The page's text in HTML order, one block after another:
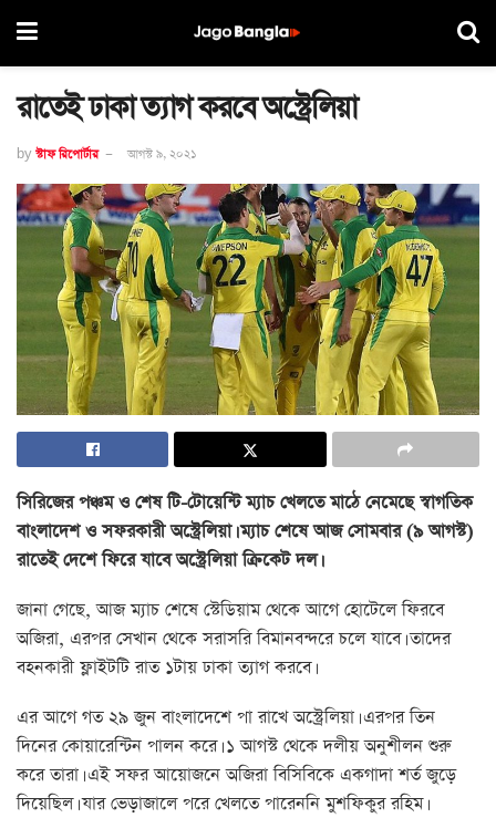
রাতেই ঢাকা ত্যাগ করবে অস্ট্রেলিয়া
by স্টাফ রিপোর্টার আগস্ট ৯, ২০২১
সিরিজের পঞ্চম ও শেষ টি-টোয়েন্টি ম্যাচ খেলতে মাঠে নেমেছে স্বাগতিক
বাংলাদেশ ও সফরকারী অস্ট্রেলিয়া। ম্যাচ শেষে আজ সোমবার (৯ আগস্ট)
রাতেই দেশে ফিরে যাবে অস্ট্রেলিয়া ক্রিকেট দল।
জানা গেছে, আজ ম্যাচ শেষে স্টেডিয়াম থেকে আগে হোটেলে ফিরবে
অজিরা, এরপর সেখান থেকে সরাসরি বিমানবন্দরে চলে যাবে। তাদের
বহনকারী ফ্লাইটটি রাত ১টায় ঢাকা ত্যাগ করবে।
এর আগে গত ২৯ জুন বাংলাদেশে পা রাখে অস্ট্রেলিয়া। এরপর তিন
দিনের কোয়ারেন্টিন পালন করে। ১ আগস্ট থেকে দলীয় অনুশীলন শুরু
করে তারা। এই সফর আয়োজনে অজিরা বিসিবিকে একগাদা শর্ত জুড়ে
দিয়েছিল। যার ভেড়াজালে পরে খেলতে পারেননি মুশফিকুর রহিম।